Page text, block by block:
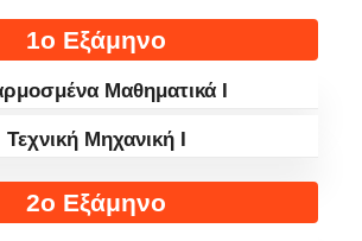
1ο Εξάμηνο
Μαθηματικά I
Τεχνική Μηχανική I
2ο Εξάμηνο